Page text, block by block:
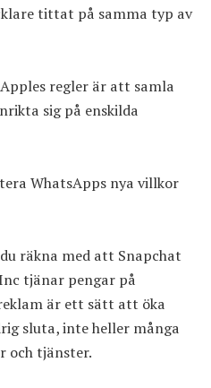
tittat på samma typ av
regler är att samla
sig på enskilda
WhatsApps nya villkor
räkna med att Snapchat
tjänar pengar på
är ett sätt att öka
sluta, inte heller många
och tjänster.